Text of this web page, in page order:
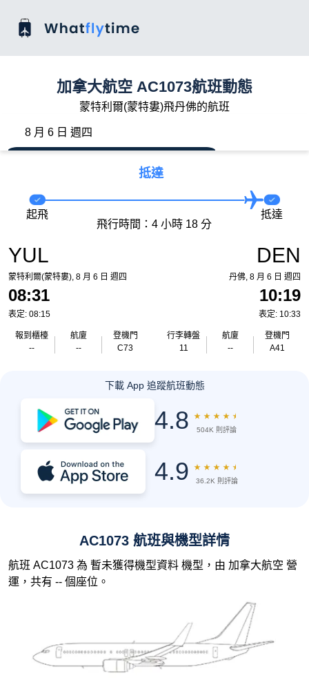
加拿大航空 AC1073航班動態
蒙特利爾(蒙特婁)飛丹佛的航班
8 月 6 日 週四
抵達
YUL
蒙特利爾(蒙特婁), 8 月 6 日 週四
08:31
表定: 08:15
報到櫃檯
--
航廈
--
登機門
C73
起飛
飛行時間：4 小時 18 分
抵達
DEN
丹佛, 8 月 6 日 週四
10:19
表定: 10:33
行李轉盤
11
航廈
--
登機門
A41
下載 App 追蹤航班動態
4.8 ★ ★ ★ ★ ★
504K 則評論
4.9 ★ ★ ★ ★ ★
36.2K 則評論
AC1073 航班與機型詳情
航班 AC1073 為 暫未獲得機型資料 機型，由 加拿大航空 營
運，共有 -- 個座位。